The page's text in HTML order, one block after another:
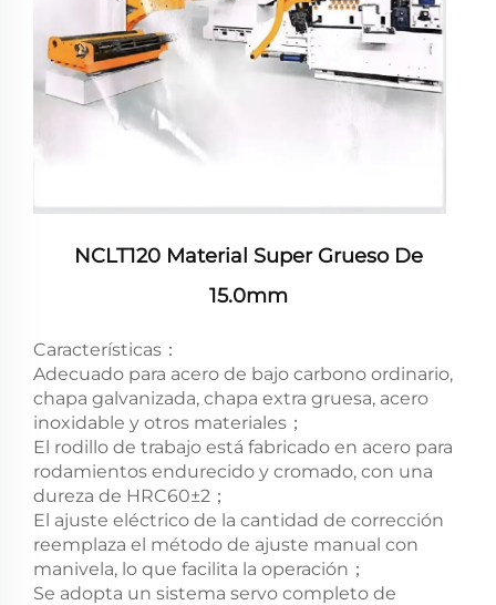
NCLT120 Material Super Grueso De
15.0mm
Características：
Adecuado para acero de bajo carbono ordinario,
chapa galvanizada, chapa extra gruesa, acero
inoxidable y otros materiales；
El rodillo de trabajo está fabricado en acero para
rodamientos endurecido y cromado, con una
dureza de HRC60±2；
El ajuste eléctrico de la cantidad de corrección
reemplaza el método de ajuste manual con
manivela, lo que facilita la operación；
Se adopta un sistema servo completo de